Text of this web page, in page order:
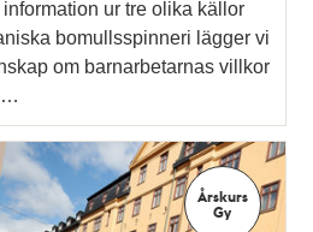
ur tre olika källor
bomullsspinneri lägger vi
om barnarbetarnas villkor
Årskurs
Gy